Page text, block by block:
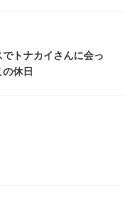
トナカイさんに会っ
休日